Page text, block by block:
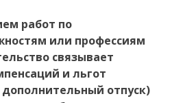
работ по
или профессиям
связывает
и льгот
отпуск)